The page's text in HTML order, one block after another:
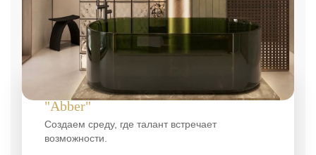
"Abber"
Создаем среду, где талант встречает
возможности.